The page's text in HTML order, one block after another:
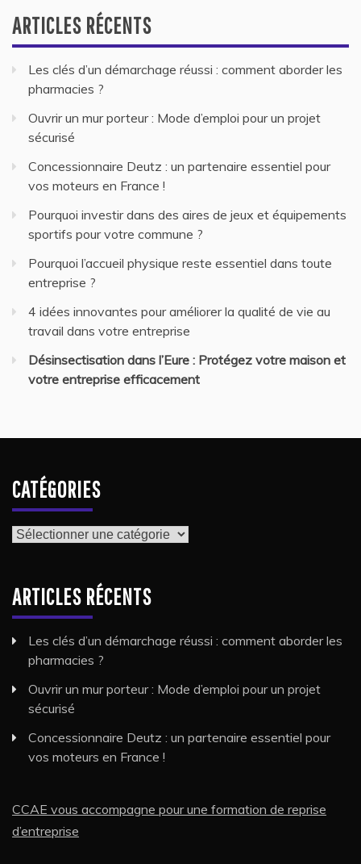
ARTICLES RÉCENTS
Les clés d’un démarchage réussi : comment aborder les
pharmacies ?
Ouvrir un mur porteur : Mode d’emploi pour un projet
sécurisé
Concessionnaire Deutz : un partenaire essentiel pour
vos moteurs en France !
Pourquoi investir dans des aires de jeux et équipements
sportifs pour votre commune ?
Pourquoi l’accueil physique reste essentiel dans toute
entreprise ?
4 idées innovantes pour améliorer la qualité de vie au
travail dans votre entreprise
Désinsectisation dans l’Eure : Protégez votre maison et
votre entreprise efficacement
CATÉGORIES
Catégories
ARTICLES RÉCENTS
Les clés d’un démarchage réussi : comment aborder les
pharmacies ?
Ouvrir un mur porteur : Mode d’emploi pour un projet
sécurisé
Concessionnaire Deutz : un partenaire essentiel pour
vos moteurs en France !
CCAE vous accompagne pour une formation de reprise
d’entreprise